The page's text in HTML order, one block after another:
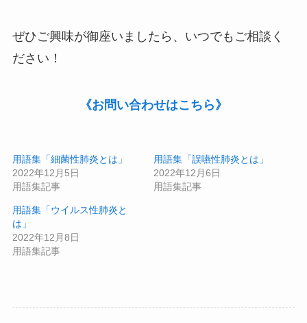
ぜひご興味が御座いましたら、いつでもご相談く
ださい！
《お問い合わせはこちら》
用語集「細菌性肺炎とは」
2022年12月5日
用語集記事
用語集「誤嚥性肺炎とは」
2022年12月6日
用語集記事
用語集「ウイルス性肺炎と
は」
2022年12月8日
用語集記事